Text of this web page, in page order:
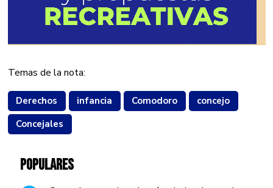
Temas de la nota:
Derechos infancia Comodoro
concejo
Concejales
POPULARES